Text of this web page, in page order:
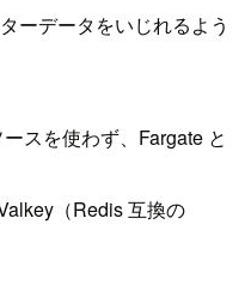
ーデータをいじれるよう
スを使わず、Fargate と
（Redis 互換の